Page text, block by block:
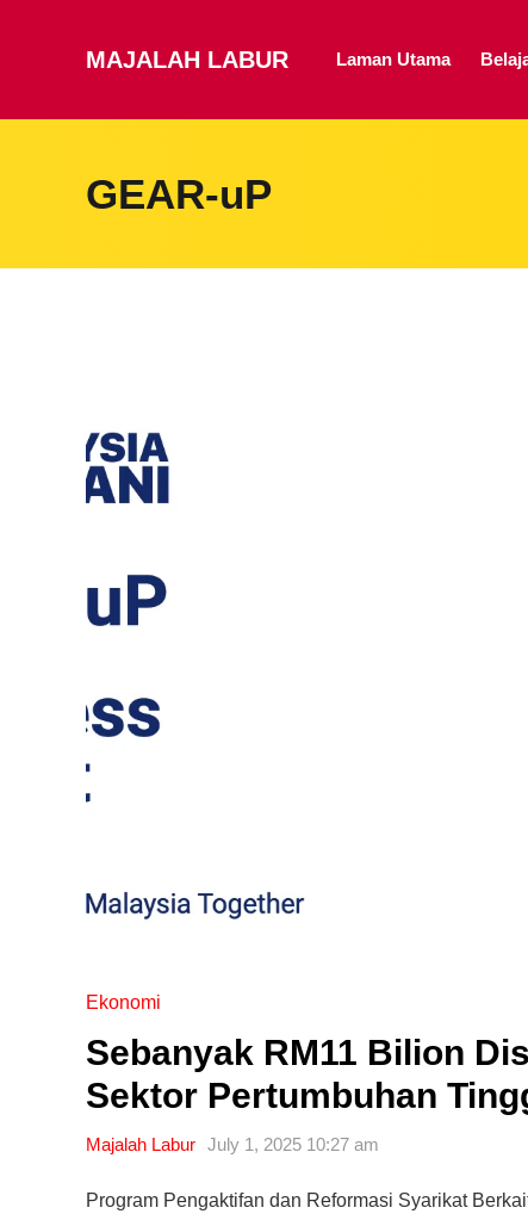
MAJALAH LABUR Laman Utama
GEAR-uP
Ekonomi
Sebanyak RM11 Bilion
Sektor Pertumbuhan
Majalah Labur July 1, 2025 10:27 am
Program Pengaktifan dan Reformasi Syarikat